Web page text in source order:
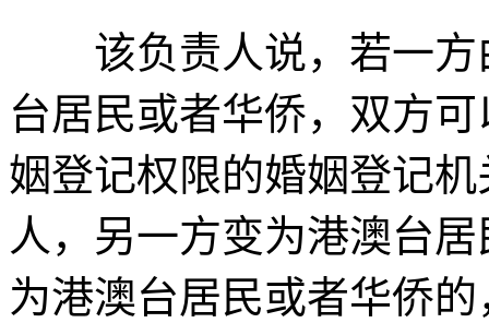
该负责人说，若一方
台居民或者华侨，双方
姻登记权限的婚姻登记
人，另一方变为港澳台
为港澳台居民或者华侨